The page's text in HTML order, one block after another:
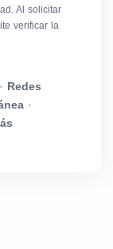
Al solicitar
verificar la
· Redes
·